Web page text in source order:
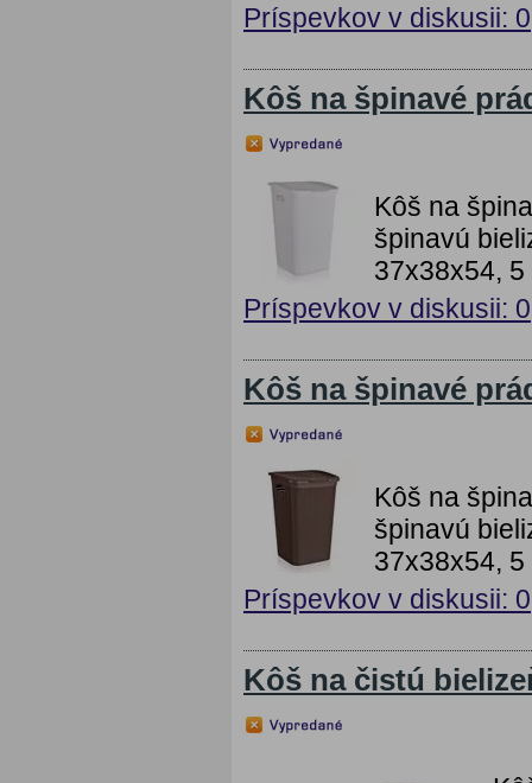
Príspevkov v diskusii: 0
Kôš na špinavé
Kôš na
špinavú
37x38x54, 5
Príspevkov v diskusii: 0
Kôš na špinavé
Kôš na
špinavú
37x38x54,
Príspevkov v diskusii: 0
Kôš na čistú